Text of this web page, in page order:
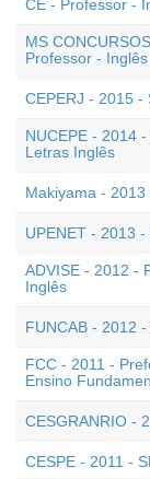
CE - Professor -
MS
Professor - Inglês
CEPERJ - 2015 -
NUCEPE - 2014
Letras Inglês
Makiyama -
UPENET - 2013
ADVISE - 2012 -
Inglês
FUNCAB - 2012
FCC - 2011 -
Ensino
CESGRANRIO -
CESPE - 2011 -